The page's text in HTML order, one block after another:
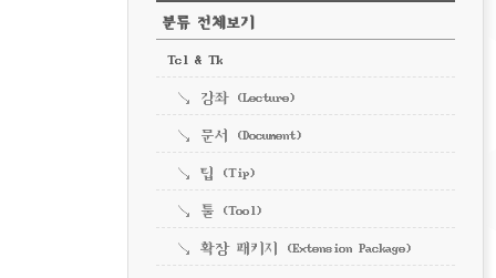
분류 전체보기
Tcl & Tk
강좌 (Lecture)
문서 (Document)
팁 (Tip)
툴 (Tool)
확장 패키지 (Extension Package)